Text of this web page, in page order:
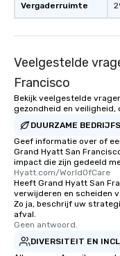
Vergaderruimte
Veelgestelde
Francisco
Bekijk veelgestelde
gezondheid en veiligheid,
DUURZAME
Geef informatie over of
Grand Hyatt San
impact die zijn gedeeld
Hyatt.com/WorldOfCare
Heeft Grand Hyatt San
verwijderen en scheiden
Zo ja, beschrijf uw
afval.
Geen antwoord.
DIVERSITEIT EN